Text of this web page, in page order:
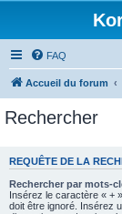
FAQ
Accueil du forum
Rechercher
REQUÊTE DE LA
Rechercher par mots-
Insérez le caractère « +
doit être ignoré. Insérez